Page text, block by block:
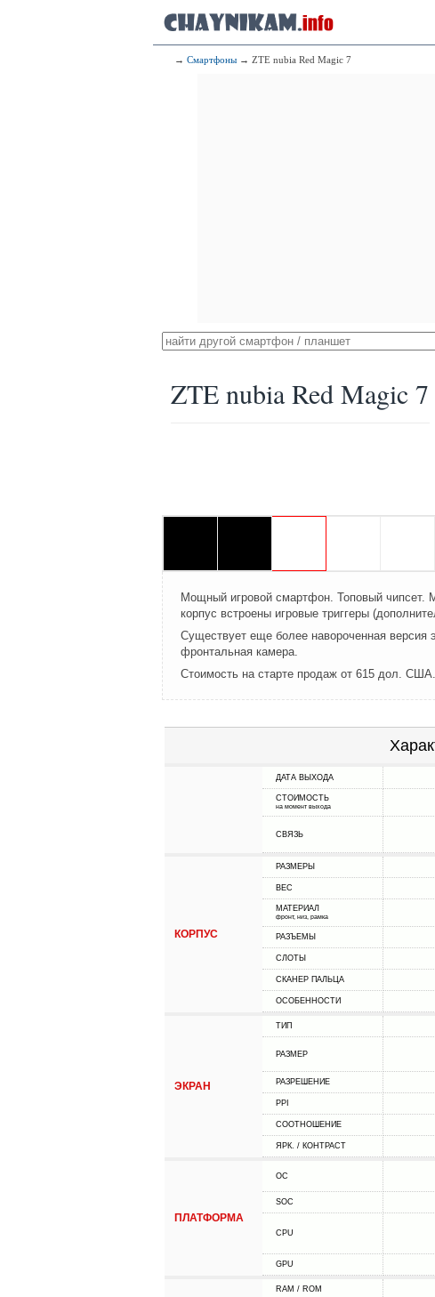
→ Смартфоны → ZTE nubia Red Magic 7
ZTE nubia Red Magic 7
Мощный игровой смартфон. Топовый чипсет.
корпус встроены игровые триггеры
Существует еще более навороченная версия
фронтальная камера.
Стоимость на старте продаж от 615 дол. США.
ДАТА ВЫХОДА
СТОИМОСТЬ
на момент выхода
СВЯЗЬ
КОРПУС
РАЗМЕРЫ
ВЕС
МАТЕРИАЛ
фронт, низ, рамка
РАЗЪЕМЫ
СЛОТЫ
СКАНЕР ПАЛЬЦА
ОСОБЕННОСТИ
ЭКРАН
ТИП
РАЗМЕР
РАЗРЕШЕНИЕ
PPI
СООТНОШЕНИЕ
ЯРК. / КОНТРАСТ
ПЛАТФОРМА
ОС
SOC
CPU
GPU
RAM / ROM